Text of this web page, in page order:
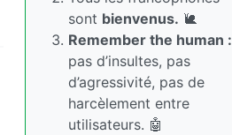
sont bienvenus. 🐌
Remember the human :
pas d’insultes, pas
d’agressivité, pas de
harcèlement entre
utilisateurs. 🤖